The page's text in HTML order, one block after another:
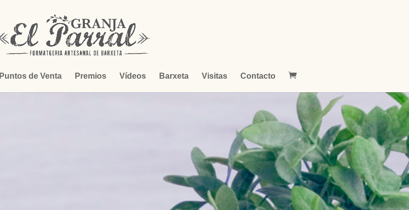
Puntos de Venta Premios Vídeos Barxeta Visitas Contacto